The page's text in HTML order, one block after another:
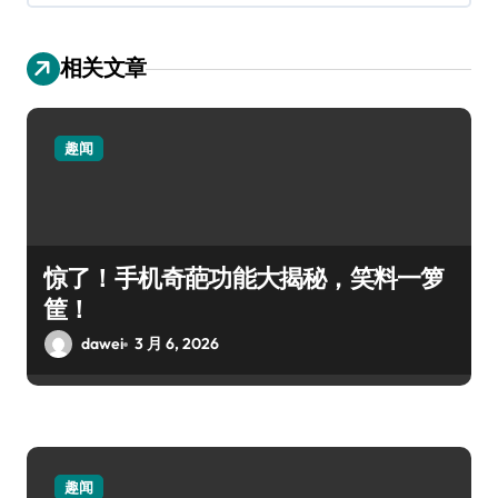
相关文章
趣闻
惊了！手机奇葩功能大揭秘，笑料一箩
筐！
dawei 3 月 6, 2026
趣闻